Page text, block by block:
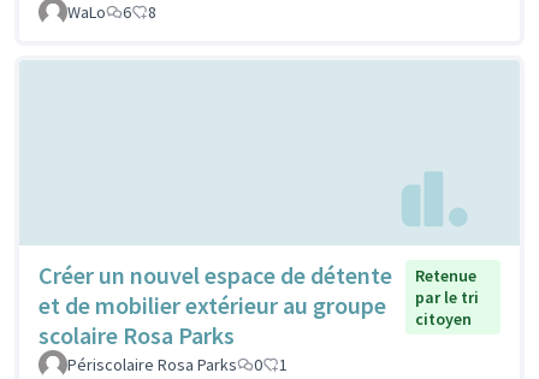
WaLo
6 8
Créer un nouvel espace de détente
et de mobilier extérieur au groupe
scolaire Rosa Parks
Retenue
par le tri
citoyen
Périscolaire Rosa Parks 0 1